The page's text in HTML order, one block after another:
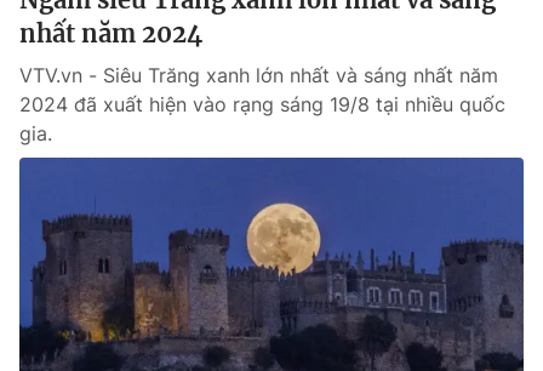
nhất năm 2024
VTV.vn - Siêu Trăng xanh lớn nhất và sáng nhất năm
2024 đã xuất hiện vào rạng sáng 19/8 tại nhiều quốc
gia.